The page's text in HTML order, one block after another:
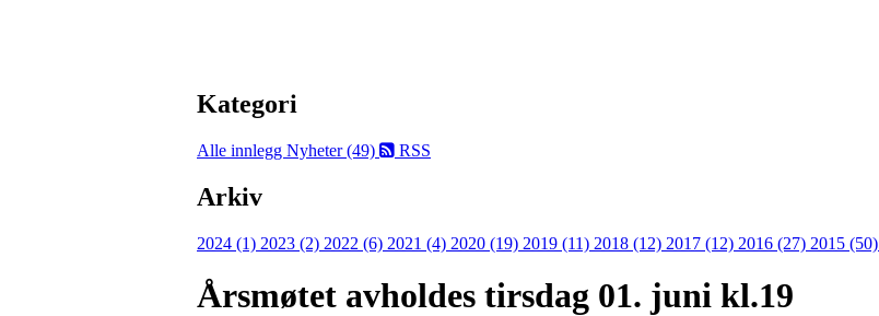
Kategori
Alle innlegg Nyheter (49) RSS
Arkiv
2024 (1) 2023 (2) 2022 (6) 2021 (4) 2020 (19) 2019 (11) 2018 (12) 2017 (12) 2016 (27) 2015 (50)
Årsmøtet avholdes tirsdag 01. juni kl.19